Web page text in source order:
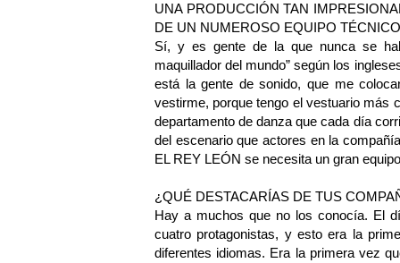
UNA PRODUCCIÓN TAN
DE UN NUMEROSO EQUIPO
Sí, y es gente de la que nunca se
maquillador del mundo” según los
está la gente de sonido, que me
vestirme, porque tengo el vestuario más
departamento de danza que cada día
del escenario que actores en la
EL REY LEÓN se necesita un gran
¿QUÉ DESTACARÍAS DE TUS
Hay a muchos que no los conocía. El
cuatro protagonistas, y esto era la
diferentes idiomas. Era la primera vez